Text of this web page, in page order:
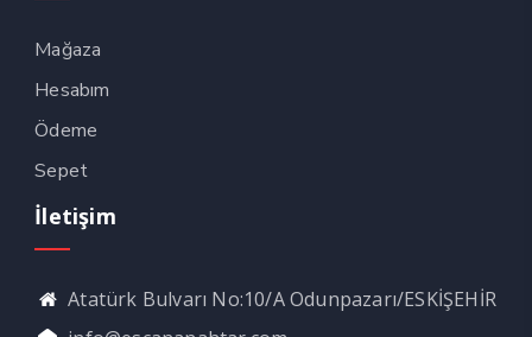
Mağaza
Hesabım
Ödeme
Sepet
İletişim
Atatürk Bulvarı No:10/A Odunpazarı/ESKİŞEHİR